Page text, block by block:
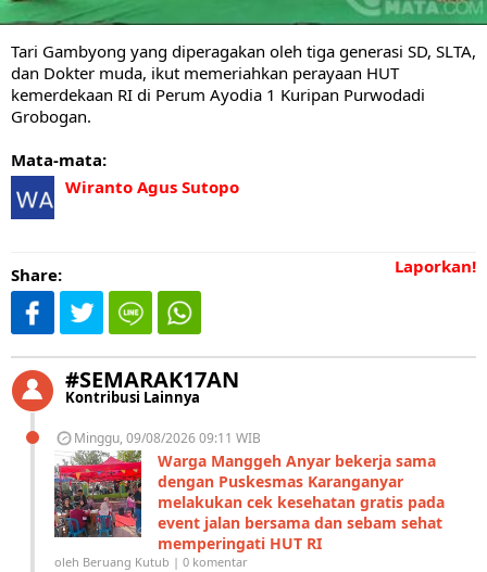
Tari Gambyong yang diperagakan oleh tiga generasi SD, SLTA,
dan Dokter muda, ikut memeriahkan perayaan HUT
kemerdekaan RI di Perum Ayodia 1 Kuripan Purwodadi
Grobogan.
Mata-mata:
Wiranto Agus Sutopo
Laporkan!
Share:
#SEMARAK17AN
Kontribusi Lainnya
Minggu, 09/08/2026 09:11 WIB
Warga Manggeh Anyar bekerja sama
dengan Puskesmas Karanganyar
melakukan cek kesehatan gratis pada
event jalan bersama dan sebam sehat
memperingati HUT RI
oleh Beruang Kutub | 0 komentar